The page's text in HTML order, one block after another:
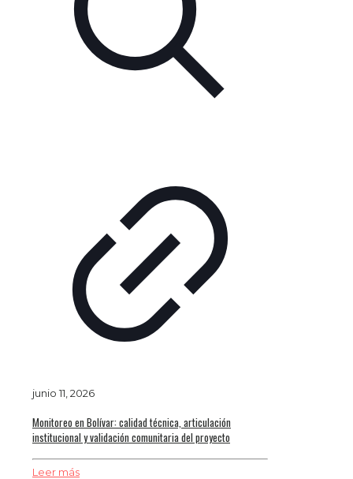
junio 11, 2026
Monitoreo en Bolívar: calidad técnica, articulación
institucional y validación comunitaria del proyecto
Leer más